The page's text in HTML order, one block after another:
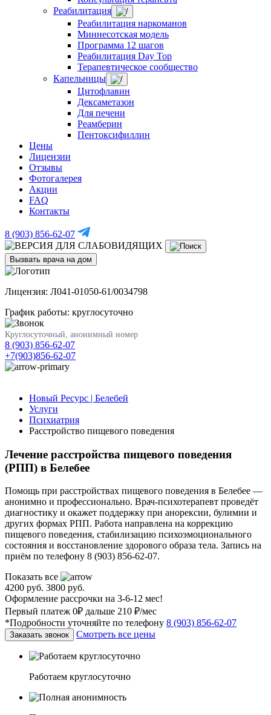
Реабилитация
Реабилитация наркоманов
Миннесотская модель
Программа 12 шагов
Реабилитация Day Top
Терапевтическое сообщество
Капельницы
Цитофлавин
Дексаметазон
Для печени
Реамберин
Пентоксифиллин
Цены
Лицензии
Отзывы
Фотогалерея
Акции
FAQ
Контакты
8 (903) 856-62-07
Вызвать врача на дом
Лицензия: Л041-01050-61/0034798
График работы: круглосуточно
Круглосуточный, анонимный номер
8 (903) 856-62-07
+7(903)856-62-07
Новый Ресурс | Белебей
Услуги
Психиатрия
Расстройство пищевого поведения
Лечение расстройства пищевого поведения
(РПП) в Белебее
Помощь при расстройствах пищевого поведения в Белебее —
анонимно и профессионально. Врач-психотерапевт проведёт
диагностику и окажет поддержку при анорексии, булимии и
других формах РПП. Работа направлена на коррекцию
пищевого поведения, стабилизацию психоэмоционального
состояния и восстановление здорового образа тела. Запись на
приём по телефону 8 (903) 856-62-07.
Показать все
4200 руб. 3800 руб.
Оформление рассрочки на 3-6-12 мес!
Первый платеж 0₽ дальше 210 ₽/мес
*Подробности уточняйте по телефону 8 (903) 856-62-07
Заказать звонок Смотреть все цены
Работаем круглосуточно